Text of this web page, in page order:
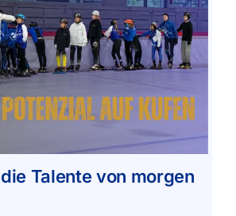
Talente von morgen